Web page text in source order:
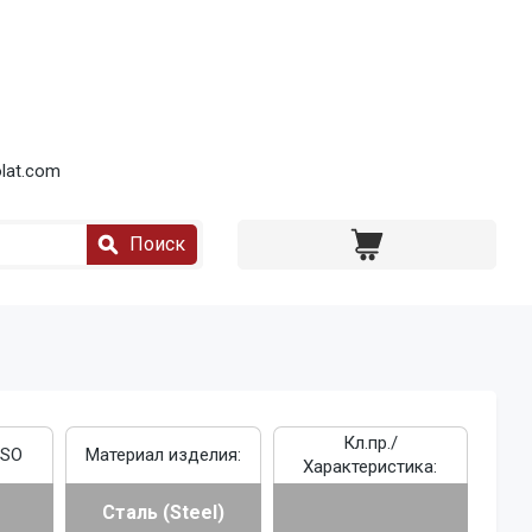
Поиск
Материал изделия:
Сталь (Steel)
Кл.пр./
Характеристика: